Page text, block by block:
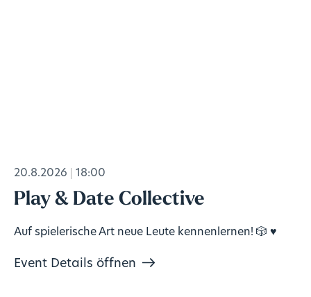
20.8.2026 18:00
Play & Date Collective
Auf spielerische Art neue Leute kennenlernen! 🎲 ♥️
Event Details öffnen